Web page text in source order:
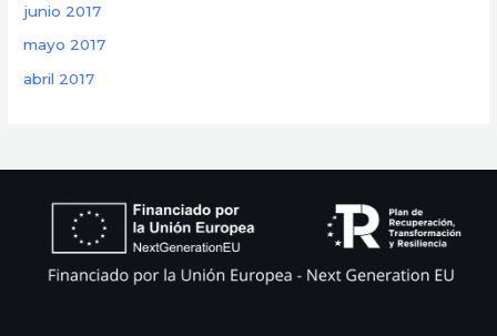
junio 2017
mayo 2017
abril 2017